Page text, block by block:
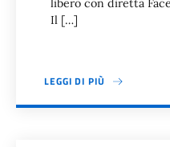
libero con diretta
Il […]
LEGGI DI PIÙ